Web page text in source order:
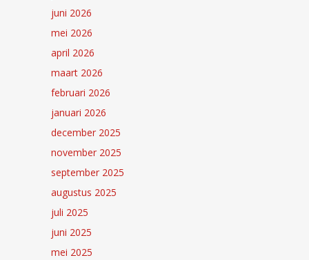
juni 2026
mei 2026
april 2026
maart 2026
februari 2026
januari 2026
december 2025
november 2025
september 2025
augustus 2025
juli 2025
juni 2025
mei 2025